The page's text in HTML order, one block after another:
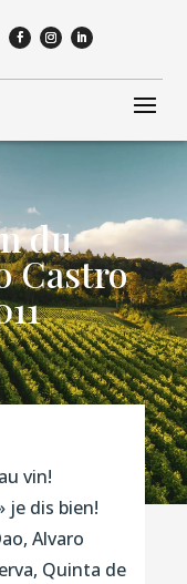
du
Castro
vin!
je dis bien!
Alvaro
Quinta de